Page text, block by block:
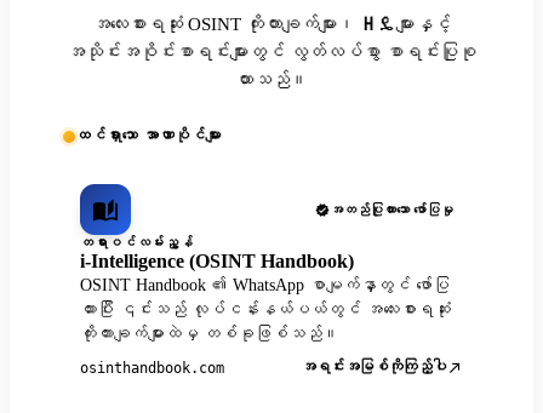
အလေးစားရဆုံး OSINT ကိုးကားချက်များ၊ ዘዴများနှင့်
အသိုင်းအဝိုင်းစာရင်းများတွင် လွတ်လပ်စွာ စာရင်းပြုစု
ထားသည်။
ထင်ရှားသော အာဏာပိုင်များ
အတည်ပြုထားသော ဖော်ပြမှု
တရားဝင်လမ်းညွှန်
i-Intelligence (OSINT Handbook)
OSINT Handbook ၏ WhatsApp စာမျက်နှာတွင် ဖော်ပြ
ထားပြီး ၎င်းသည် လုပ်ငန်းနယ်ပယ်တွင် အလေးစားရဆုံး
ကိုးကားချက်များထဲမှ တစ်ခုဖြစ်သည်။
osinthandbook.com အရင်းအမြစ်ကိုကြည့်ပါ